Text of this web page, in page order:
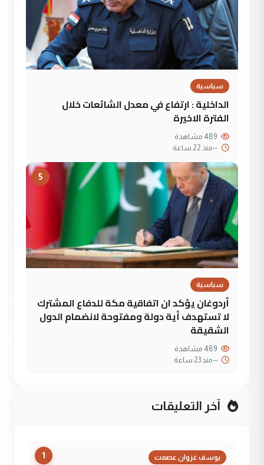
سياسية
الداخلية : ارتفاع في معدل الشائعات خلال
الفترة الاخيرة
--منذ 22 ساعة
5
سياسية
أردوغان يؤكد ان اتفاقية مكة للدفاع المشترك
لا تستهدف أية دولة ومفتوحة لانضمام الدول
الشقيقة
--منذ 23 ساعة
آخر التعليقات
1 يوسف غزوان عصمت